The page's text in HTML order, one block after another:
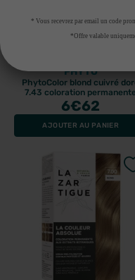
PHYTO
PhytoColor blond cuivré
7.43 coloration permanente
6€62
AJOUTER AU PANIER
* Vous recevrez par email un code
*Offre valable